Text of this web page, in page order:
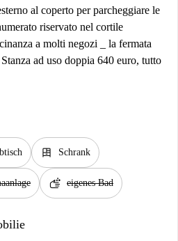
al coperto per parcheggiare le
riservato nel cortile
a molti negozi _ la fermata
ad uso doppia 640 euro, tutto
dresser Schrank
soap eigenes Bad